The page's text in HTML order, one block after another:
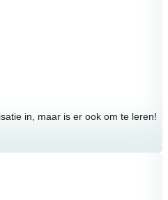
in, maar is er ook om te leren!